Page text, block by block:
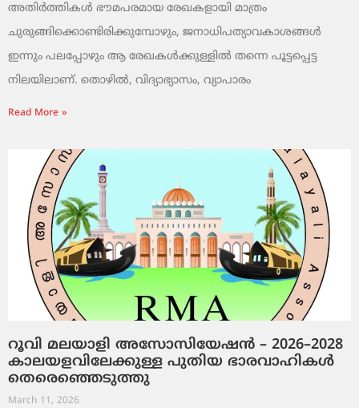
അതിർത്തികൾ ഭൗമപരമായ രേഖകളായി മാത്രം
ചുരുങ്ങിക്കൊണ്ടിരിക്കുമ്പോഴും, ജനാധിപത്യാവകാശങ്ങൾ
ഇന്നും പലപ്പോഴും ആ രേഖകൾക്കുള്ളിൽ തന്നെ പൂട്ടപ്പെട്ട
നിലയിലാണ്. തൊഴിൽ, വിദ്യാഭ്യാസം, വ്യാപാരം
Read More »
റൂവി മലയാളി അസോസിയേഷൻ – 2026–2028
കാലയളവിലേക്കുള്ള പുതിയ ഭാരവാഹികൾ
തെരെഞ്ഞെടുത്തു
March 11, 2026